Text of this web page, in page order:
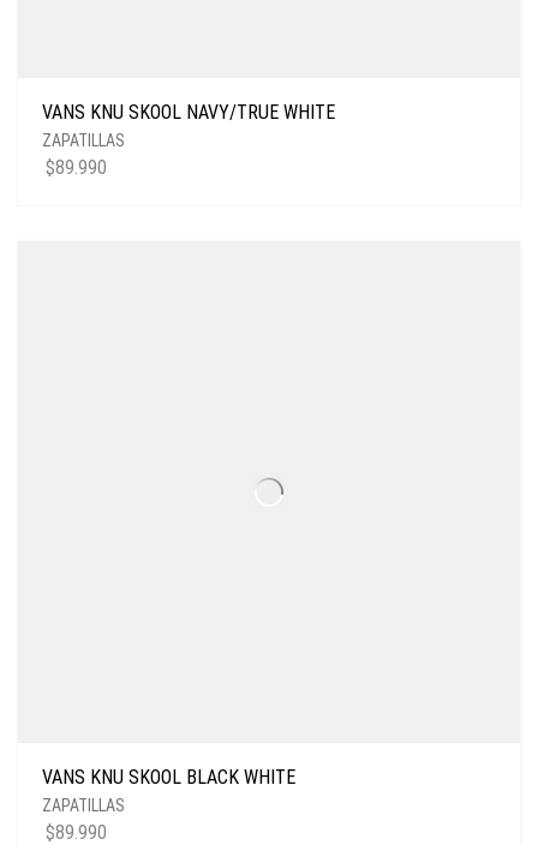
VANS KNU SKOOL NAVY/TRUE WHITE
ZAPATILLAS
$89.990
VANS KNU SKOOL BLACK WHITE
ZAPATILLAS
$89.990